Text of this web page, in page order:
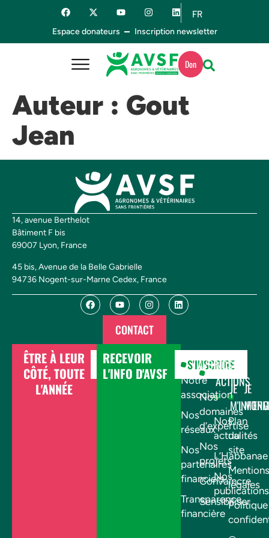
FR
ES
Espace donateurs Inscription newsletter
Don
Auteur : Gout
Jean
14, avenue Berthelot
Bâtiment F bis
69007 Lyon, France
45 bis, Avenue de la Belle Gabrielle
94736 Nogent-sur-Marne Cedex, France
CONTACT
ÊTRE À LEUR
CÔTÉ, TOUTE
L'ANNÉE
DONNER
RECEVOIR
L'INFO D'AVSF
S'INSCRIRE
AVSF
Notre
association
Nos
réseaux
Nos
partenaires
financiers
Transparence
financière
NOS
ACTIONS
Nos
domaines
d’expertise
Nos
projets
Convaincre
Sensibiliser
JE
Nos
actualités
L’Habbanae
Nos
publications
JE
Plan
du
site
Mentions
légales